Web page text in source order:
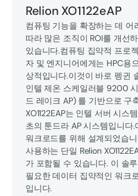
Relion XO1122eAP
컴퓨팅 기능을 확장하는 데 어
따라 많은 조직이 ROI를 개선
있습니다.컴퓨팅 집약적 프로
자 및 엔지니어에게는 HPC용
상적입니다.이것이 바로 펭귄
인텔 제온 스케일러블 9200
드 레이크 AP) 를 기반으로 구
XO1122EAP는 인텔 서버 시스
초의 툰드라 AP 시스템입니다
워크로드를 위해 설계되었습
사용하는 단일 Relion
가 포함될 수 있습니다. 이 솔
필요한 데이터 집약적인 워크
입니다.